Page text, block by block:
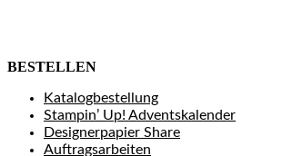
BESTELLEN
Katalogbestellung
Stampin’ Up! Adventskalender
Designerpapier Share
Auftragsarbeiten